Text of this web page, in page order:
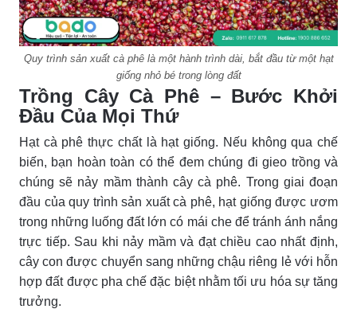
Quy trình sản xuất cà phê là một hành trình dài, bắt đầu từ một hạt
giống nhỏ bé trong lòng đất
Trồng Cây Cà Phê – Bước Khởi
Đầu Của Mọi Thứ
Hạt cà phê thực chất là hạt giống. Nếu không qua chế
biến, bạn hoàn toàn có thể đem chúng đi gieo trồng và
chúng sẽ nảy mầm thành cây cà phê. Trong giai đoạn
đầu của quy trình sản xuất cà phê, hạt giống được ươm
trong những luống đất lớn có mái che để tránh ánh nắng
trực tiếp. Sau khi nảy mầm và đạt chiều cao nhất định,
cây con được chuyển sang những chậu riêng lẻ với hỗn
hợp đất được pha chế đặc biệt nhằm tối ưu hóa sự tăng
trưởng.